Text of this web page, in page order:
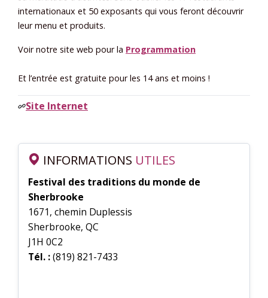
internationaux et 50 exposants qui vous feront découvrir
leur menu et produits.
Voir notre site web pour la Programmation
Et l’entrée est gratuite pour les 14 ans et moins !
Site Internet
INFORMATIONS UTILES
Festival des traditions du monde de
Sherbrooke
1671, chemin Duplessis
Sherbrooke, QC
J1H 0C2
Tél. :(819) 821-7433